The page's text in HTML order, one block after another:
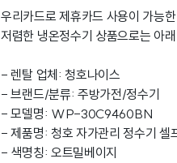
우리카드로 제휴카드 사용이 가능한
저렴한 냉온정수기 상품으로는 아
- 렌탈 업체: 청호나이스
- 브랜드/분류: 주방가전/정수기
- 모델명: WP-30C9460BN
- 제품명: 청호 자가관리 정수기 셀
- 색명칭: 오트밀베이지